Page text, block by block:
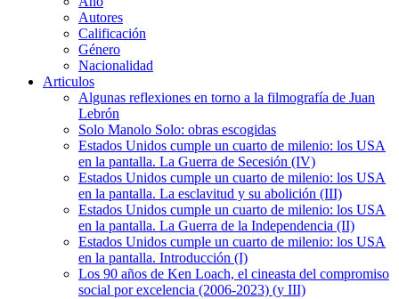
Autores
Calificación
Género
Nacionalidad
Articulos
Algunas reflexiones en torno a la filmografía de Juan
Lebrón
Solo Manolo Solo: obras escogidas
Estados Unidos cumple un cuarto de milenio: los USA
en la pantalla. La Guerra de Secesión (IV)
Estados Unidos cumple un cuarto de milenio: los USA
en la pantalla. La esclavitud y su abolición (III)
Estados Unidos cumple un cuarto de milenio: los USA
en la pantalla. La Guerra de la Independencia (II)
Estados Unidos cumple un cuarto de milenio: los USA
en la pantalla. Introducción (I)
Los 90 años de Ken Loach, el cineasta del compromiso
social por excelencia (2006-2023) (y III)